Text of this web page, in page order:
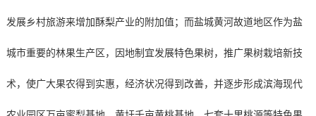
发展乡村旅游来增加酥梨产业的附加值；而盐城黄河故道地区作为盐
城市重要的林果生产区，因地制宜发展特色果树，推广果树栽培新技
术，使广大果农得到实惠，经济状况得到改善，并逐步形成滨海现代